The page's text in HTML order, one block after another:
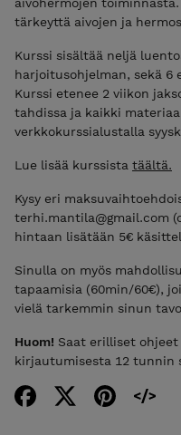
aivohermojen
tärkeyttä aivojen ja
Kurssi sisältää neljä
harjoitusohjelman, sekä
Kurssi etenee 2 viikon
tahdissa ja kaikki
verkkokurssialustalla
Lue lisää kurssista täältä.
Kysy eri
terhi.mantila@gmail.com
hintaan lisätään 5€
Sinulla on myös
tapaamisia (60min/60€),
vielä tarkemmin sinun
Huom! Saat erilliset
kirjautumisesta 12 tunnin